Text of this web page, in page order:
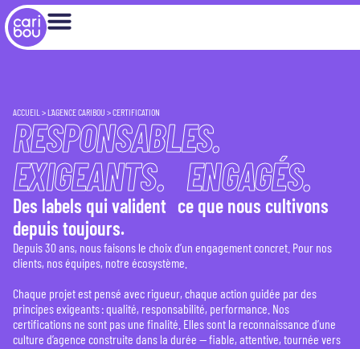
ACCUEIL > L’AGENCE CARIBOU >CERTIFICATION
RESPONSABLES.
EXIGEANTS. ENGAGÉS.
Des labels qui valident ce que nous cultivons
depuis toujours.
Depuis 30 ans, nous faisons le choix d’un engagement concret. Pour nos
clients, nos équipes, notre écosystème.
Chaque projet est pensé avec rigueur, chaque action guidée par des
principes exigeants : qualité, responsabilité, performance. Nos
certifications ne sont pas une finalité. Elles sont la reconnaissance d’une
culture d’agence construite dans la durée — fiable, attentive, tournée vers